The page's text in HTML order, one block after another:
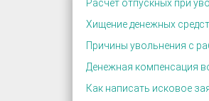
Расчет отпускных при
Хищение денежных
Причины увольнения с
Денежная компенсация
Как написать исковое